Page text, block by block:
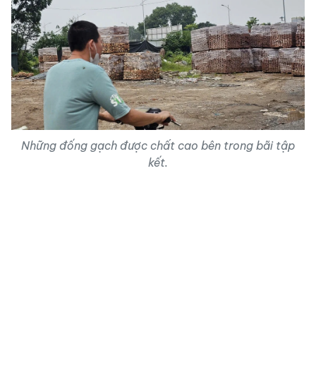
Những đống gạch được chất cao bên trong bãi tập
kết.